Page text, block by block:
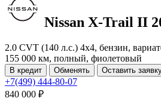
Nissan X-Trail II
2.0 CVT (140 л.с.) 4x4, бензин,
155 000 км, полный, фиолетовый
В кредит Обменять Оставить
+7(499) 444-80-07
840 000 ₽